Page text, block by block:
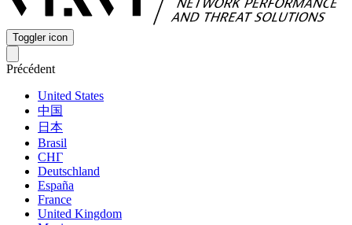
Toggler icon
Précédent
United States
中国
日本
Brasil
СНГ
Deutschland
España
France
United Kingdom